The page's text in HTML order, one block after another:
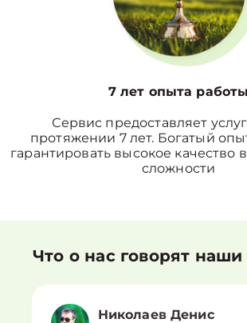
7 лет опыта работы
Сервис предоставляет
протяжении 7 лет. Богатый
гарантировать высокое качество
сложности
Что о нас говорят
Николаев Денис